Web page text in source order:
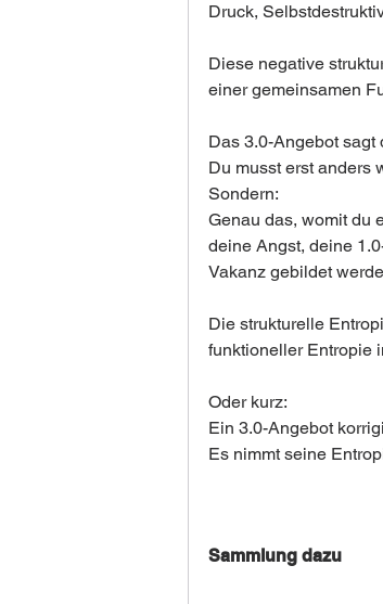
Druck,
Diese negative
einer gemeinsamen
Das 3.0-Angebot sagt
Du musst erst anders
Sondern:
Genau das, womit du
deine Angst, deine
Vakanz gebildet
Die strukturelle
funktioneller Entropie
Oder kurz:
Ein 3.0-Angebot
Es nimmt seine
Sammlung dazu